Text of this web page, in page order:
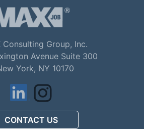
Consulting Group, Inc.
Avenue Suite 300
York, NY 10170
CONTACT US